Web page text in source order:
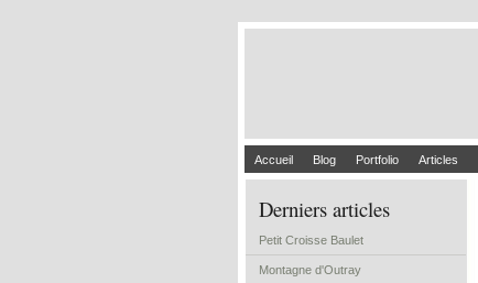
Accueil Blog Portfolio Articles
Derniers articles
Petit Croisse Baulet
Montagne d'Outray